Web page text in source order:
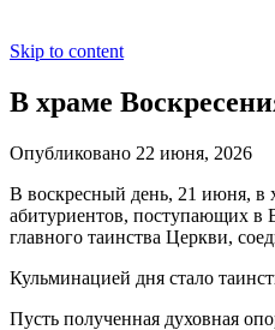
Skip to content
В храме
Опубликовано 22 июня, 2026
В воскресный день, 21 июня, в
абитуриентов, поступающих в
главного таинства Церкви,
Кульминацией дня стало
Пусть полученная духовная